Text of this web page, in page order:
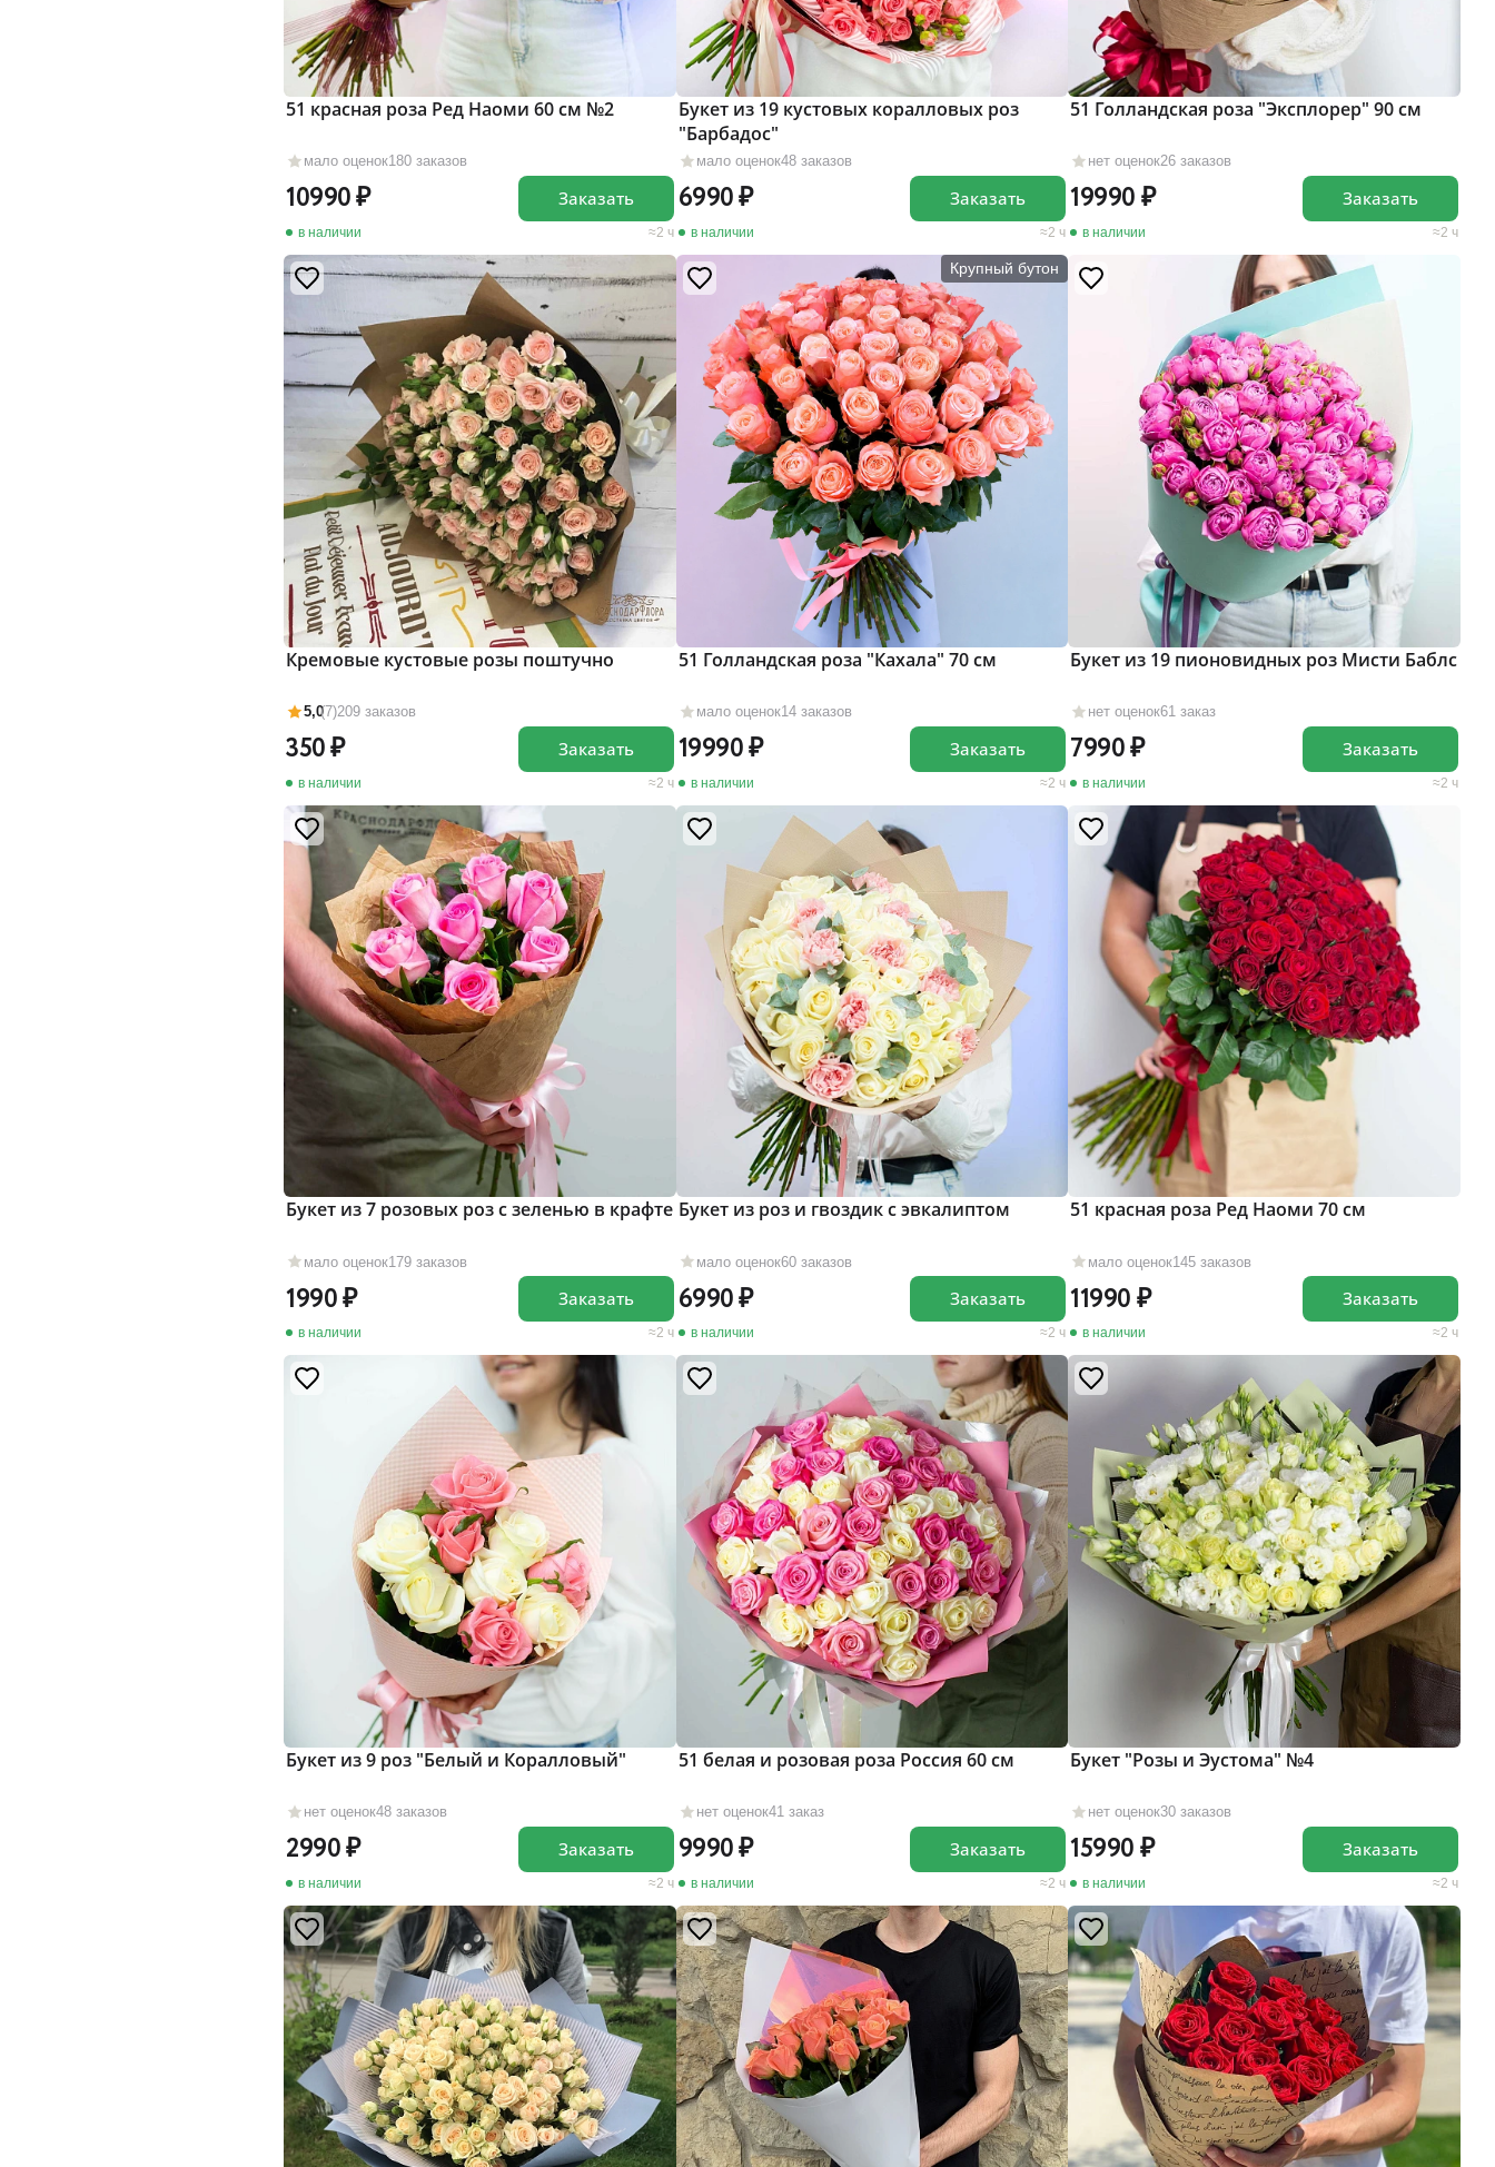
мало оценок180 заказов
51 красная роза Ред Наоми 60 см №2
10990
в наличии 2 ч
Заказать
мало оценок48 заказов
Букет из 19 кустовых коралловых роз
"Барбадос"
6990
в наличии 2 ч
Заказать
нет оценок26 заказов
51 Голландская роза "Эксплорер" 90 см
19990
в наличии 2 ч
Заказать
5,0(7)209 заказов
Кремовые кустовые розы поштучно
350
в наличии 2 ч
Заказать
Крупный бутон
мало оценок14 заказов
51 Голландская роза "Кахала" 70 см
19990
в наличии 2 ч
Заказать
нет оценок61 заказ
Букет из 19 пионовидных роз Мисти Баблс
7990
в наличии 2 ч
Заказать
мало оценок179 заказов
Букет из 7 розовых роз c зеленью в крафте
1990
в наличии 2 ч
Заказать
мало оценок60 заказов
Букет из роз и гвоздик с эвкалиптом
6990
в наличии 2 ч
Заказать
мало оценок145 заказов
51 красная роза Ред Наоми 70 см
11990
в наличии 2 ч
Заказать
нет оценок48 заказов
Букет из 9 роз "Белый и Коралловый"
2990
в наличии 2 ч
Заказать
нет оценок41 заказ
51 белая и розовая роза Россия 60 см
9990
в наличии 2 ч
Заказать
нет оценок30 заказов
Букет "Розы и Эустома" №4
15990
в наличии 2 ч
Заказать